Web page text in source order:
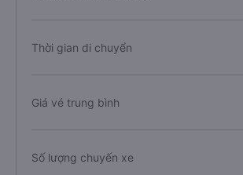
Thời gian di chuyển
Giá vé trung bình
Số lượng chuyến xe